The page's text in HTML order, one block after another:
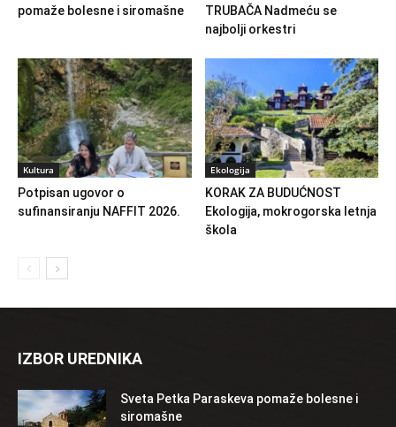
pomaže bolesne i siromašne
TRUBAČA Nadmeću se
najbolji orkestri
Kultura
Potpisan ugovor o
sufinansiranju NAFFIT 2026.
Ekologija
KORAK ZA BUDUĆNOST
Ekologija, mokrogorska letnja
škola
IZBOR UREDNIKA
Sveta Petka Paraskeva pomaže bolesne i
siromašne